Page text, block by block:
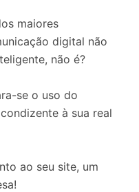
maiores
digital não
não é?
se o uso do
à sua real
ao seu site, um